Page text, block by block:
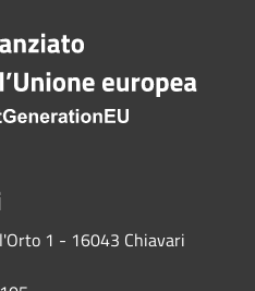
1 - 16043 Chiavari